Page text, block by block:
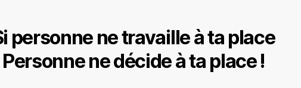
personne ne travaille à ta place
Personne ne décide à ta place !